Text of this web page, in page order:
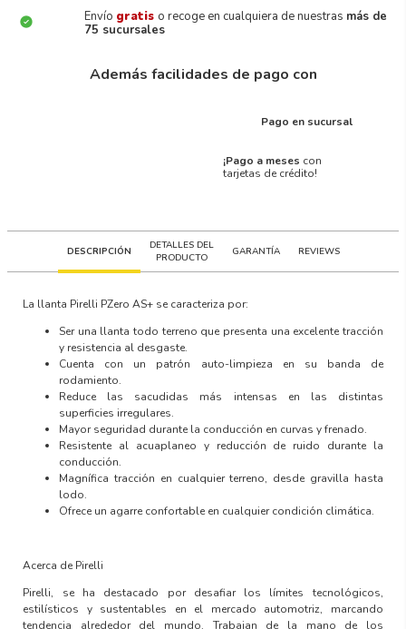
Envío gratis o recoge en cualquiera de nuestras más de
75 sucursales
Además facilidades de pago con
Pago en sucursal
¡Pago a meses con
tarjetas de crédito!
DESCRIPCIÓN
DETALLES DEL
PRODUCTO
GARANTÍA REVIEWS
La llanta Pirelli PZero AS+ se caracteriza por:
Ser una llanta todo terreno que presenta una excelente tracción
y resistencia al desgaste.
Cuenta con un patrón auto-limpieza en su banda de
rodamiento.
Reduce las sacudidas más intensas en las distintas
superficies irregulares.
Mayor seguridad durante la conducción en curvas y frenado.
Resistente al acuaplaneo y reducción de ruido durante la
conducción.
Magnífica tracción en cualquier terreno, desde gravilla hasta
lodo.
Ofrece un agarre confortable en cualquier condición climática.
Acerca de Pirelli
Pirelli, se ha destacado por desafiar los límites tecnológicos,
estilísticos y sustentables en el mercado automotriz, marcando
tendencia alrededor del mundo. Trabajan de la mano de los